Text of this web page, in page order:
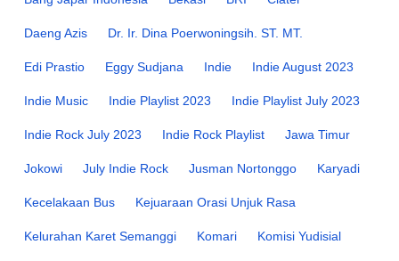
Daeng Azis Dr. Ir. Dina Poerwoningsih. ST. MT.
Edi Prastio Eggy Sudjana Indie Indie August 2023
Indie Music Indie Playlist 2023 Indie Playlist July 2023
Indie Rock July 2023 Indie Rock Playlist Jawa Timur
Jokowi July Indie Rock Jusman Nortonggo Karyadi
Kecelakaan Bus Kejuaraan Orasi Unjuk Rasa
Kelurahan Karet Semanggi Komari Komisi Yudisial